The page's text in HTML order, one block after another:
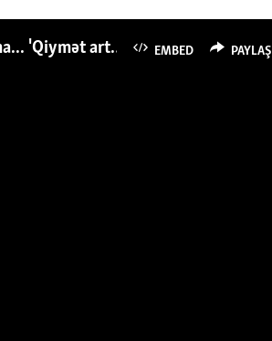
EMBED PAYLAŞ
Azərbaycanlı avropalıdan iki dəfə az ət yeyir, amma... 'Qiymət artımı qaçılmazdır'